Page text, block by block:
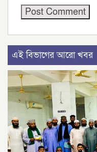
এই বিভাগের আরো খবর